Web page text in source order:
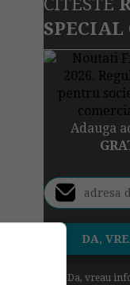
SPECIAL
Adauga
Da, vreau